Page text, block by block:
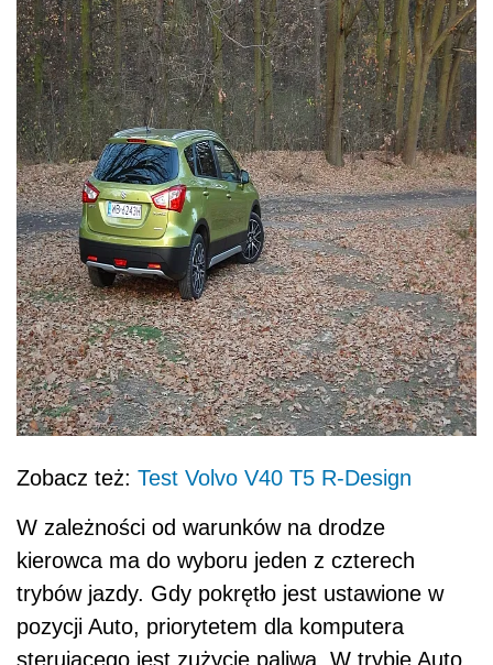
Zobacz też: Test Volvo V40 T5 R-Design
W zależności od warunków na drodze
kierowca ma do wyboru jeden z czterech
trybów jazdy. Gdy pokrętło jest ustawione w
pozycji Auto, priorytetem dla komputera
sterującego jest zużycie paliwa. W trybie Auto